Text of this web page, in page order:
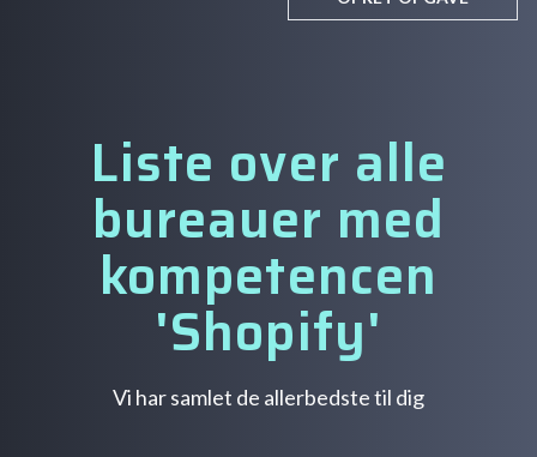
Liste over alle
bureauer med
kompetencen
'Shopify'
Vi har samlet de allerbedste til dig